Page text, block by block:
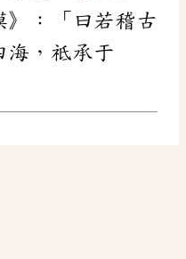
》：「曰若稽古
海，祗承于